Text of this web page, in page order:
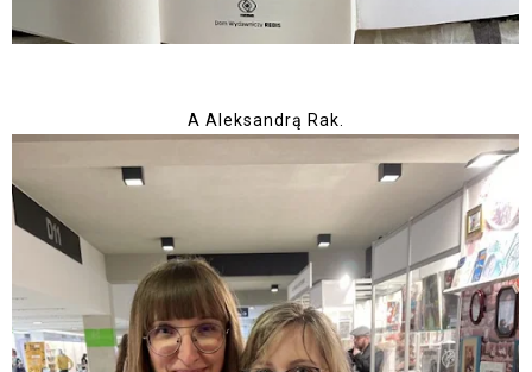
A Aleksandrą Rak.